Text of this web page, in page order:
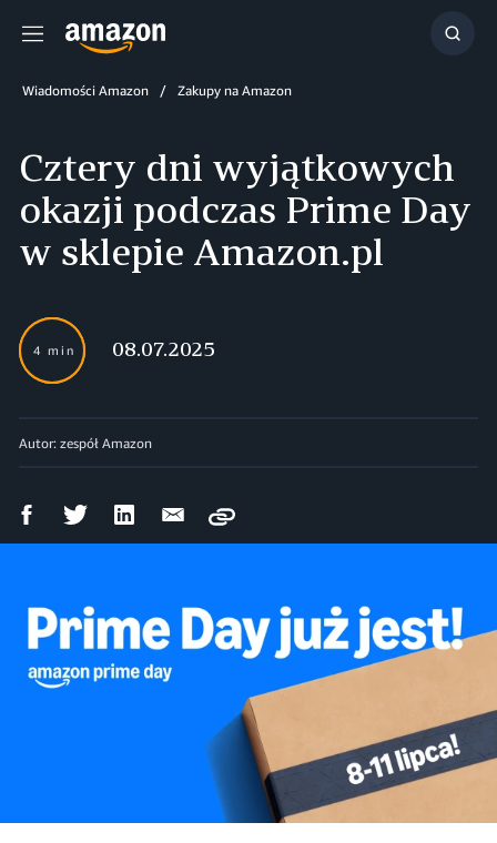
Menu
Wiadomości Amazon Zakupy na Amazon
Cztery dni wyjątkowych
okazji podczas Prime Day
w sklepie Amazon.pl
4 min 08.07.2025
Autor: zespół Amazon
UdostępnijUdostępnijUdostępnij
Wyślij
Copy